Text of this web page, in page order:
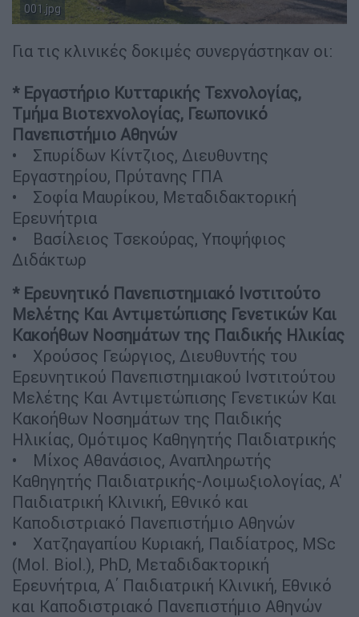
001.jpg
Γεωπονικό Πανεπιστήμιο
Για τις κλινικές δοκιμές συνεργάστηκαν οι:
* Εργαστήριο Κυτταρικής Τεχνολογίας,
Τμήμα Βιοτεχνολογίας, Γεωπονικό
Πανεπιστήμιο Αθηνών
• Σπυρίδων Κίντζιος, Διευθυντης
Εργαστηρίου, Πρύτανης ΓΠΑ
• Σοφία Μαυρίκου, Μεταδιδακτορική
Ερευνήτρια
• Βασίλειος Τσεκούρας, Υποψήφιος
Διδάκτωρ
* Ερευνητικό Πανεπιστημιακό Ινστιτούτο
Μελέτης Και Αντιμετώπισης Γενετικών Και
Κακοήθων Νοσημάτων της Παιδικής Ηλικίας
• Χρούσος Γεώργιος, Διευθυντής του
Ερευνητικoύ Πανεπιστημιακού Ινστιτούτου
Μελέτης Και Αντιμετώπισης Γενετικών Και
Κακοήθων Νοσημάτων της Παιδικής
Ηλικίας, Ομότιμος Καθηγητής Παιδιατρικής
• Μίχος Αθανάσιος, Αναπληρωτής
Καθηγητής Παιδιατρικής-Λοιμωξιολογίας, Α'
Παιδιατρική Κλινική, Εθνικό και
Καποδιστριακό Πανεπιστήμιο Αθηνών
• Χατζηαγαπίου Κυριακή, Παιδίατρος, MSc
(Μοl. Biol.), PhD, Μεταδιδακτορική
Ερευνήτρια, Α΄ Παιδιατρική Κλινική, Εθνικό
και Καποδιστριακό Πανεπιστήμιο Αθηνών